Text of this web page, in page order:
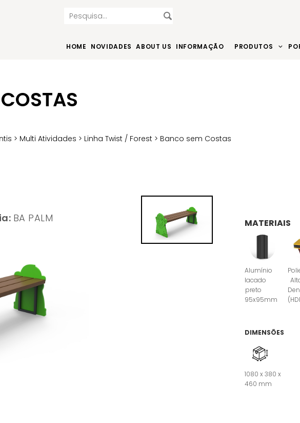
HOME NOVIDADES ABOUT US INFORMAÇÃO PRODUTOS
> Multi Atividades > Linha Twist / Forest > Banco sem Costas
BA PALM MATERIAIS
Alumínio
lacado
preto
95x95mm
DIMENSÕES
1080 x 380 x
460 mm